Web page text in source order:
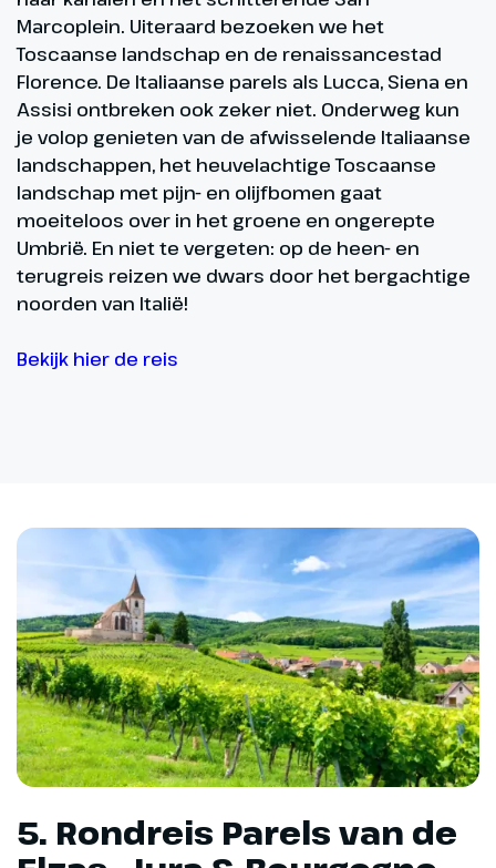
Marcoplein. Uiteraard bezoeken we het
Toscaanse landschap en de renaissancestad
Florence. De Italiaanse parels als Lucca, Siena en
Assisi ontbreken ook zeker niet. Onderweg kun
je volop genieten van de afwisselende Italiaanse
landschappen, het heuvelachtige Toscaanse
landschap met pijn- en olijfbomen gaat
moeiteloos over in het groene en ongerepte
Umbrië. En niet te vergeten: op de heen- en
terugreis reizen we dwars door het bergachtige
noorden van Italië!
Bekijk hier de reis
5. Rondreis Parels van de